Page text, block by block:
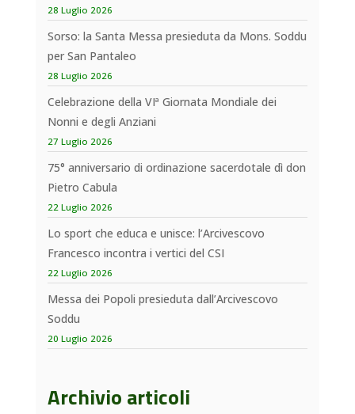
28 Luglio 2026
Sorso: la Santa Messa presieduta da Mons. Soddu
per San Pantaleo
28 Luglio 2026
Celebrazione della VIª Giornata Mondiale dei
Nonni e degli Anziani
27 Luglio 2026
75° anniversario di ordinazione sacerdotale dì don
Pietro Cabula
22 Luglio 2026
Lo sport che educa e unisce: l’Arcivescovo
Francesco incontra i vertici del CSI
22 Luglio 2026
Messa dei Popoli presieduta dall’Arcivescovo
Soddu
20 Luglio 2026
Archivio articoli